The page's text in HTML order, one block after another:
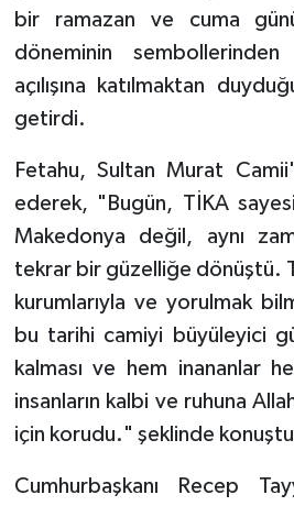
bir ramazan ve cuma günü
döneminin
açılışına katılmaktan
getirdi.
Fetahu, Sultan Murat
ederek, "Bugün, TİKA
Makedonya değil, aynı
tekrar bir güzelliğe dönüştü.
kurumlarıyla ve yorulmak
bu tarihi camiyi büyüleyici
kalması ve hem inananlar
insanların kalbi ve ruhuna
için korudu." şeklinde
Cumhurbaşkanı Recep
Sakarya Müftülüğü
Samsun Müftülüğü
Sinop Müftülüğü
Şanlıurfa Müftülüğü
Şırnak Müftülüğü
Tekirdağ Müftülüğü
Tokat Müftülüğü